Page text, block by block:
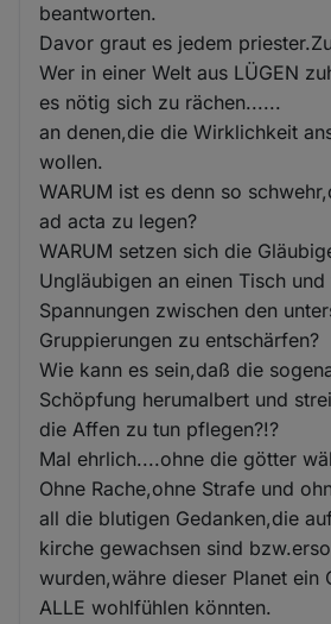
beantworten.
Davor graut es jedem
Wer in einer Welt aus LÜGEN
es nötig sich zu rächen......
an denen,die die Wirklichkeit
wollen.
WARUM ist es denn so
ad acta zu legen?
WARUM setzen sich die
Ungläubigen an einen Tisch
Spannungen zwischen den
Gruppierungen zu entschärfen?
Wie kann es sein,daß die
Schöpfung herumalbert und
die Affen zu tun pflegen?!?
Mal ehrlich....ohne die götter
Ohne Rache,ohne Strafe und
all die blutigen Gedanken,die
kirche gewachsen sind
wurden,währe dieser Planet ein
ALLE wohlfühlen könnten.